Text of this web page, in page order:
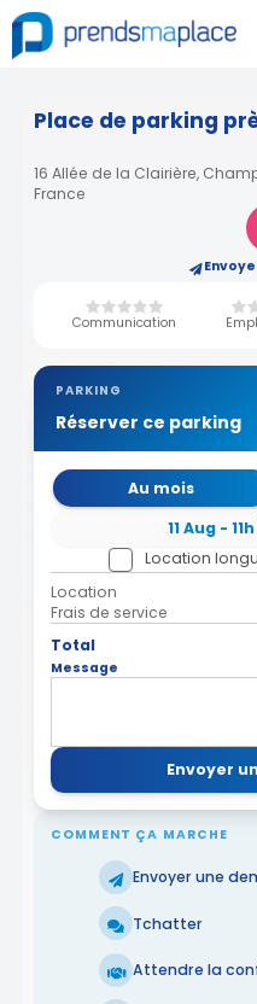
Place de parking
16 Allée de la Clairière,
France
Communication
PARKING
Réserver ce parking
Au mois
11 Aug - 11h
Location
Location
Frais de service
Total
Message
Envoyer
COMMENT ÇA MARCHE
Envoyer une
Tchatter
Attendre la